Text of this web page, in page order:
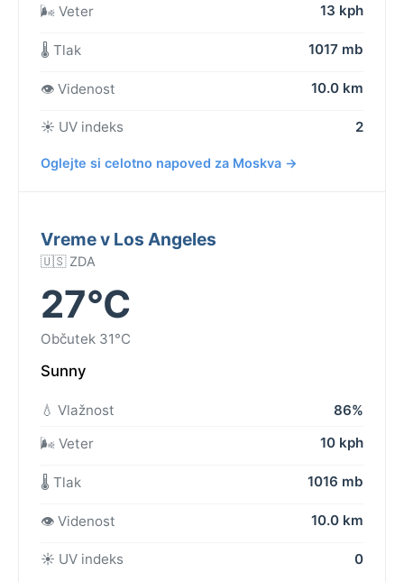
🌬️ Veter
13 kph
🌡️ Tlak 1017 mb
👁️ Videnost 10.0 km
☀️ UV indeks 2
Oglejte si celotno napoved za Moskva →
Vreme v Los Angeles
🇺🇸 ZDA
27°C
Občutek 31°C
Sunny
💧 Vlažnost
86%
🌬️ Veter
10 kph
🌡️ Tlak 1016 mb
👁️ Videnost 10.0 km
☀️ UV indeks 0